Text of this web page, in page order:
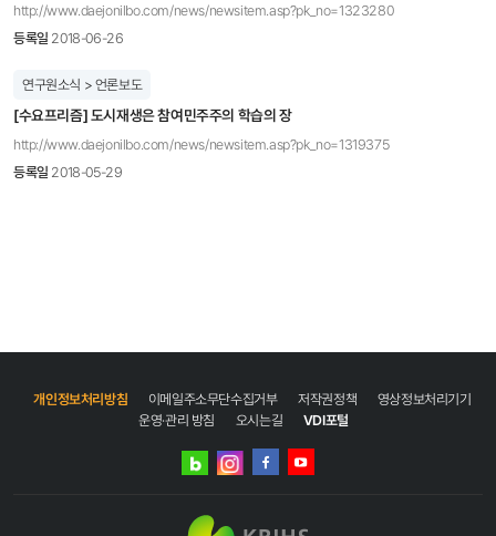
http://www.daejonilbo.com/news/newsitem.asp?pk_no=1323280
등록일 2018-06-26
연구원소식 > 언론보도
[수요프리즘] 도시재생은 참여민주주의 학습의 장
http://www.daejonilbo.com/news/newsitem.asp?pk_no=1319375
등록일 2018-05-29
개인정보처리방침 이메일주소무단수집거부 저작권정책
영상정보처리기기
운영·관리 방침
오시는길 VDI포털
네이버
인스타그램